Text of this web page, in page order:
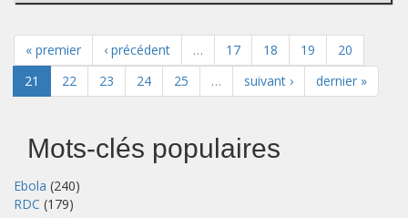
« premier ‹ précédent … 17 18 19
20
21
22 23 24 25 … suivant › dernier »
Mots-clés populaires
Ebola (240)
RDC (179)